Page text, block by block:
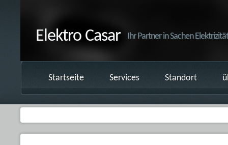
Elektro Casar Ihr Partner in Sachen Elektrizität
Startseite Services Standort